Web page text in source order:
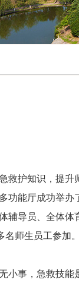
救护知识，提升
功能厅成功举
辅导员、全体体
名师生员工参加
小事，急救技能